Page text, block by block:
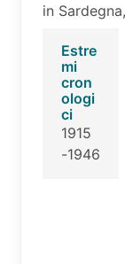
in
Estre
mi
cron
ologi
ci
1915
-1946